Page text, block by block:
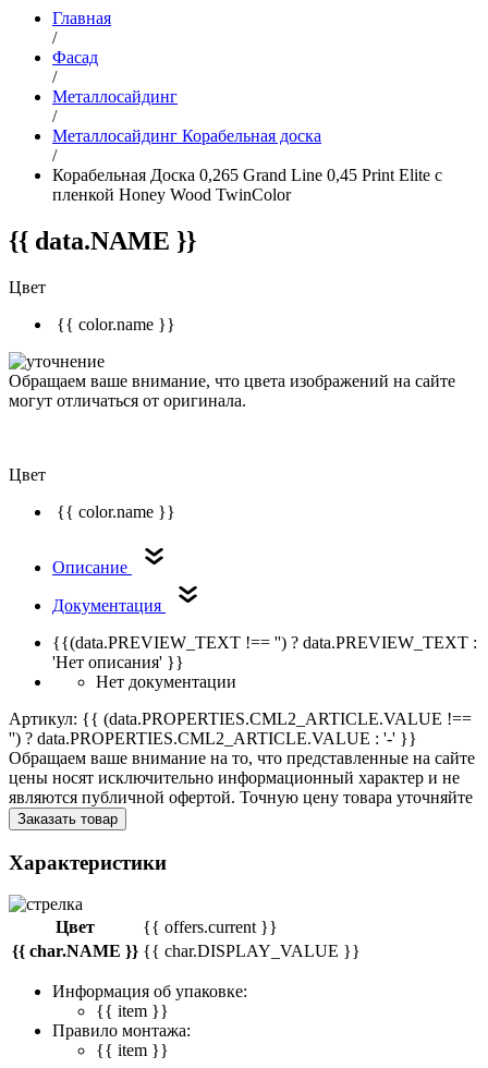
Главная
/
Фасад
/
Металлосайдинг
/
Металлосайдинг Корабельная доска
/
Корабельная Доска 0,265 Grand Line 0,45 Print Elite с
пленкой Honey Wood TwinColor
{{ data.NAME }}
Цвет
{{ color.name }}
Обращаем ваше внимание, что цвета изображений на сайте
могут отличаться от оригинала.
Цвет
{{ color.name }}
Описание
Документация
{{(data.PREVIEW_TEXT !== '') ? data.PREVIEW_TEXT :
'Нет описания' }}
Нет документации
Артикул: {{ (data.PROPERTIES.CML2_ARTICLE.VALUE !==
'') ? data.PROPERTIES.CML2_ARTICLE.VALUE : '-' }}
Обращаем ваше внимание на то, что представленные на сайте
цены носят исключительно информационный характер и не
являются публичной офертой. Точную цену товара уточняйте
Заказать товар
Характеристики
Цвет
{{ offers.current }}
{{ char.NAME }} {{ char.DISPLAY_VALUE }}
Информация об упаковке:
{{ item }}
Правило монтажа:
{{ item }}